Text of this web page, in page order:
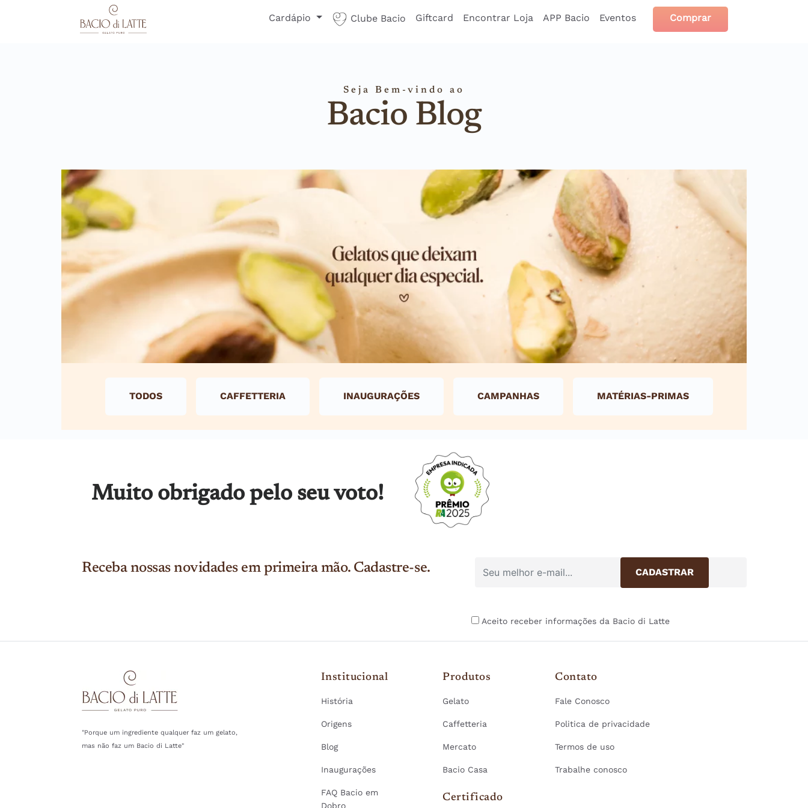
Cardápio Clube Bacio Giftcard Encontrar Loja APP Bacio Eventos Comprar
Seja Bem-vindo ao
Bacio Blog
TODOS CAFFETTERIA INAUGURAÇÕES CAMPANHAS MATÉRIAS-PRIMAS
Muito obrigado pelo seu voto!
Receba nossas novidades em primeira mão. Cadastre-se.
Aceito receber informações da Bacio di Latte
"Porque um ingrediente qualquer faz um gelato,
mas não faz um Bacio di Latte"
Institucional
História
Origens
Blog
Inaugurações
FAQ Bacio em
Dobro
Produtos
Gelato
Caffetteria
Mercato
Bacio Casa
Certificado
Contato
Fale Conosco
Politica de privacidade
Termos de uso
Trabalhe conosco